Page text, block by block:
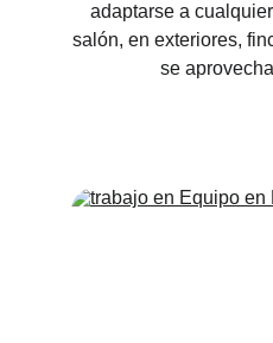
adaptarse a
salón, en exteriores,
se